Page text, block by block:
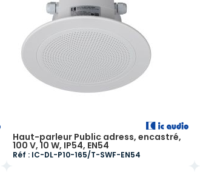
Haut-parleur Public adress, encastré,
100 V, 10 W, IP54, EN54
Réf : IC-DL-P10-165/T-SWF-EN54